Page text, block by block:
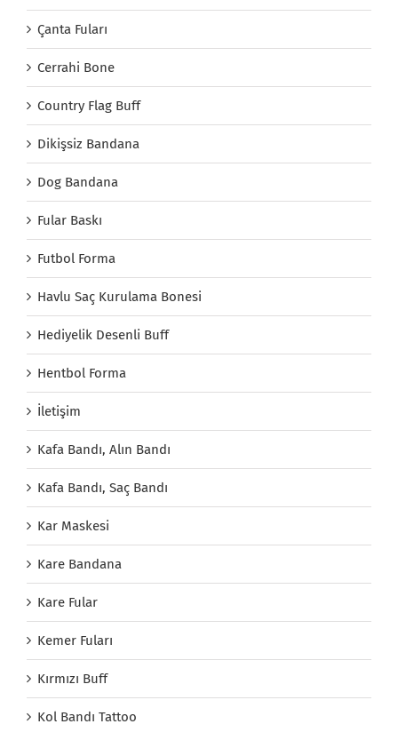
Çanta Fuları
Cerrahi Bone
Country Flag Buff
Dikişsiz Bandana
Dog Bandana
Fular Baskı
Futbol Forma
Havlu Saç Kurulama Bonesi
Hediyelik Desenli Buff
Hentbol Forma
İletişim
Kafa Bandı, Alın Bandı
Kafa Bandı, Saç Bandı
Kar Maskesi
Kare Bandana
Kare Fular
Kemer Fuları
Kırmızı Buff
Kol Bandı Tattoo